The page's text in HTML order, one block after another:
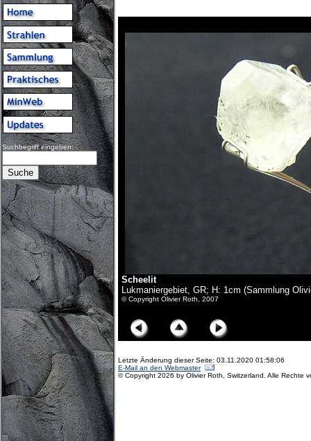
Suchbegriff eingeben:
Scheelit
Lukmaniergebiet, GR; H: 1cm (Sammlung
© Copyright Olivier Roth, 2007
Letzte Änderung dieser Seite: 03.11.2020 01:58:06
E-Mail an den Webmaster
© Copyright 2026 by Olivier Roth, Switzerland. Alle Rechte